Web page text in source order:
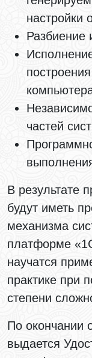
настройки
Разбиение
частей
В результате
будут иметь
механизма
платформе
научатся
практике при
степени
По окончании
выдается